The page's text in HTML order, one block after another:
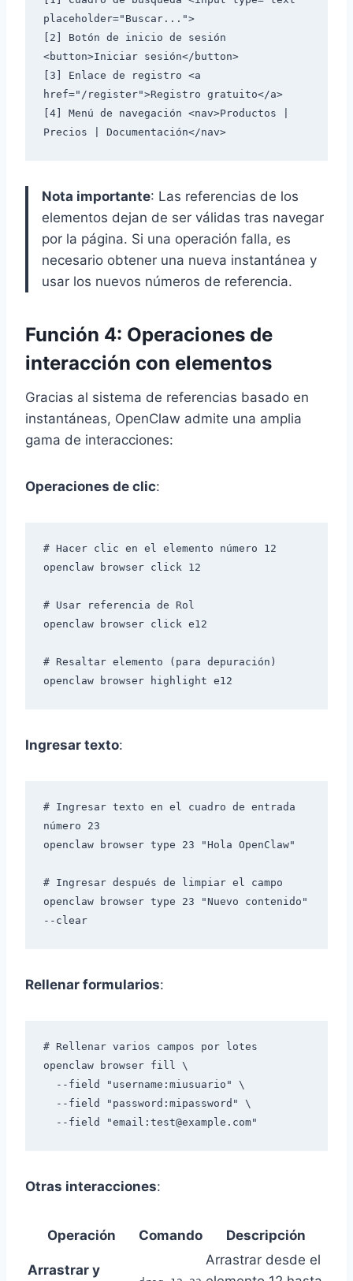
placeholder="Buscar...">
[2] Botón de inicio de sesión
<button>Iniciar sesión</button>
[3] Enlace de registro <a
href="/register">Registro gratuito</a>
[4] Menú de navegación <nav>Productos |
Precios | Documentación</nav>
Nota importante: Las referencias de los
elementos dejan de ser válidas tras navegar
por la página. Si una operación falla, es
necesario obtener una nueva instantánea y
usar los nuevos números de referencia.
Función 4: Operaciones de
interacción con elementos
Gracias al sistema de referencias basado en
instantáneas, OpenClaw admite una amplia
gama de interacciones:
Operaciones de clic:
# Hacer clic en el elemento número 12
openclaw browser click 12
# Usar referencia de Rol
openclaw browser click e12
# Resaltar elemento (para depuración)
Ingresar texto:
# Ingresar texto en el cuadro de entrada
número 23
openclaw browser type 23 "Hola OpenClaw"
# Ingresar después de limpiar el campo
openclaw browser type 23 "Nuevo contenido"
--clear
Rellenar formularios:
# Rellenar varios campos por lotes
openclaw browser fill \
  --field "email:
test@example.com
Otras interacciones:
Operación Comando Descripción
Arrastrar y
Arrastrar desde el